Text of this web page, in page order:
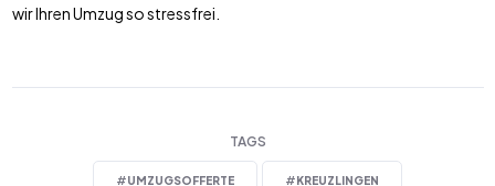
wir Ihren Umzug so stressfrei.
TAGS
#UMZUGSOFFERTE #KREUZLINGEN